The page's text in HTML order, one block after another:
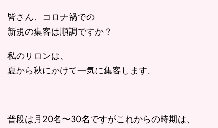
皆さん、コロナ禍での
新規の集客は順調ですか？
私のサロンは、
夏から秋にかけて一気に集客します。
普段は月20名〜30名ですがこれからの時期は、